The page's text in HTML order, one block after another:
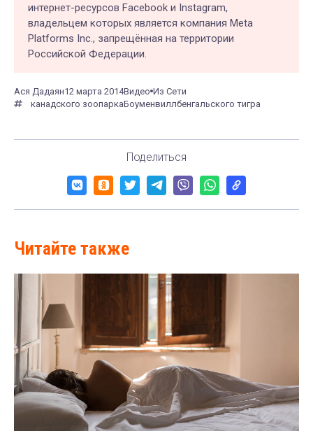
интернет-ресурсов Facebook и Instagram,
владельцем которых является компания Meta
Platforms Inc., запрещённая на территории
Российской Федерации.
Ася Дадаян12 марта 2014Видео Из Сети
канадского зоопаркаБоуменвиллбенгальского тигра
Поделиться
Читайте также